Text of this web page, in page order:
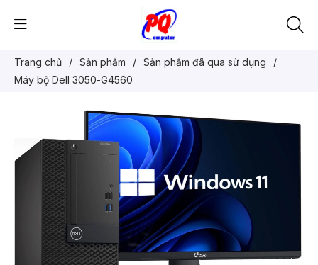
Trang chủ / Sản phẩm / Sản phẩm đã qua sử dụng
/
Máy bộ Dell 3050-G4560